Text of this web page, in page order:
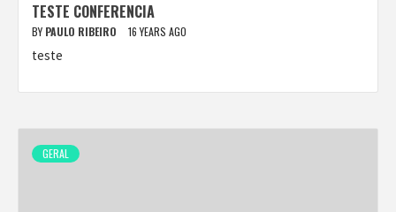
TESTE CONFERENCIA
BY PAULO RIBEIRO 16 YEARS AGO
teste
GERAL